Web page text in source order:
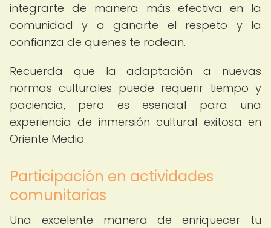
integrarte de manera más efectiva en la
comunidad y a ganarte el respeto y la
confianza de quienes te rodean.
Recuerda que la adaptación a nuevas
normas culturales puede requerir tiempo y
paciencia, pero es esencial para una
experiencia de inmersión cultural exitosa en
Oriente Medio.
Participación en actividades
comunitarias
Una excelente manera de enriquecer tu